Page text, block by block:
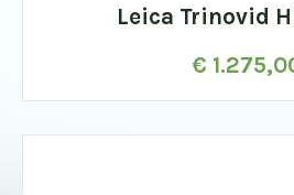
Leica Trinovid
€